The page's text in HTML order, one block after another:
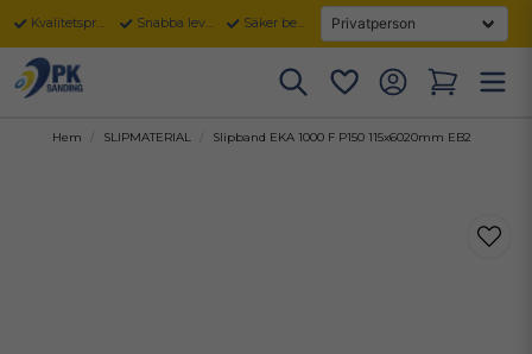
Kvalitetsprodukter Snabba leveranser Säker betalning
Hem SLIPMATERIAL Slipband EKA 1000 F P150 115x6020mm EB2